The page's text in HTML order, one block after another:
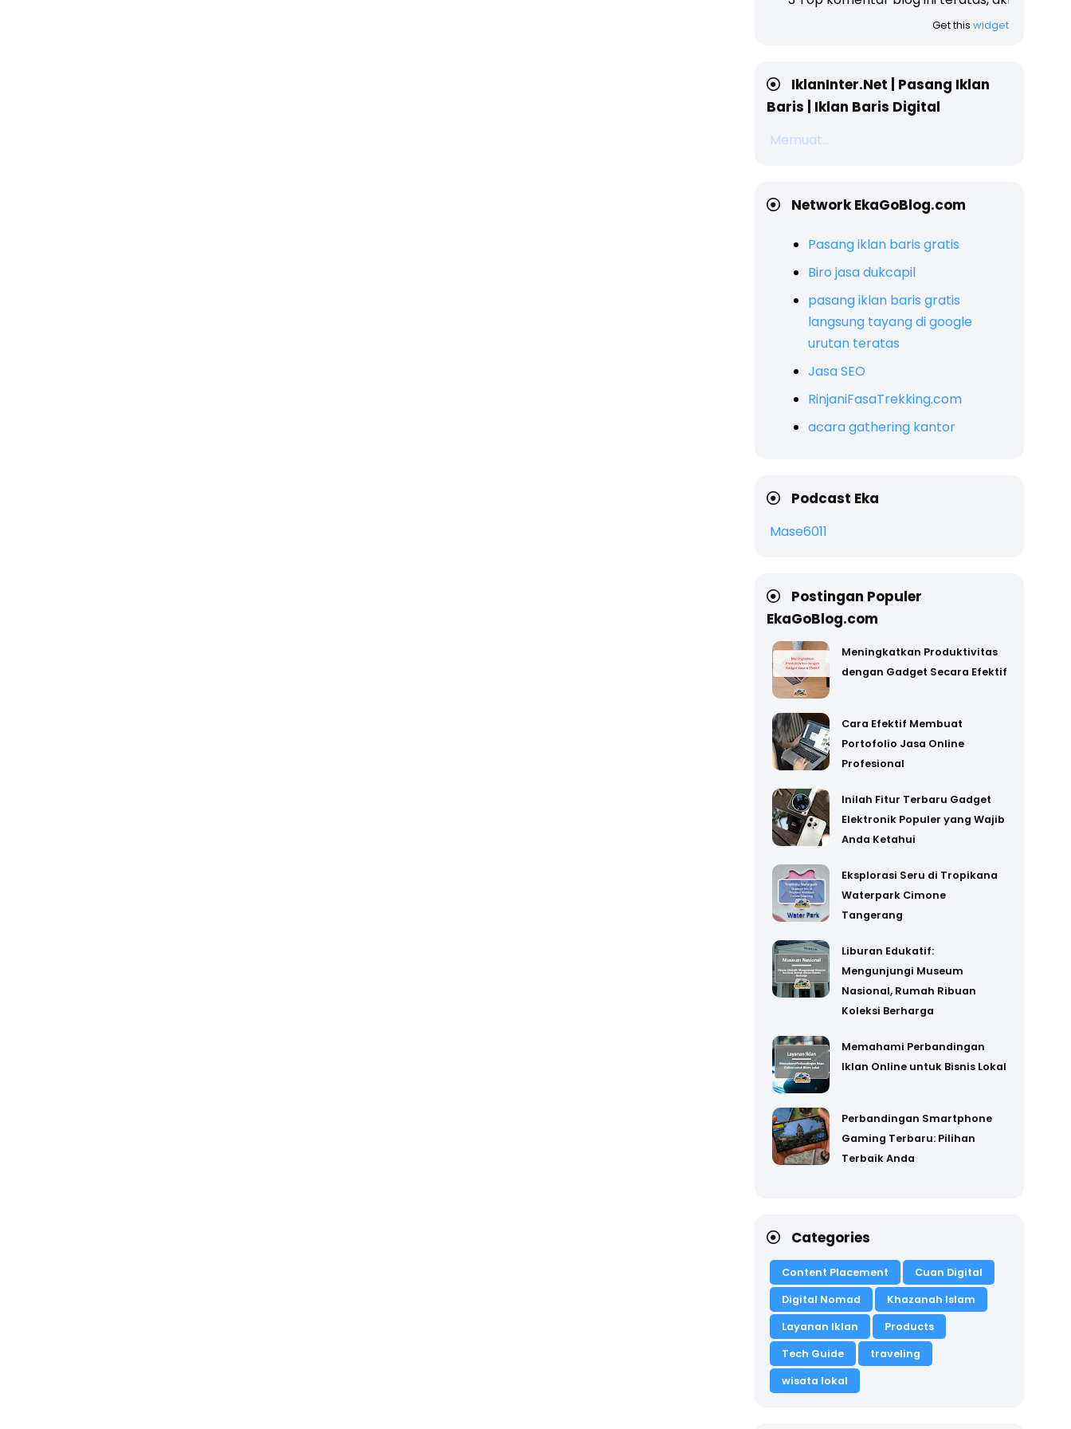
Get this widget
IklanInter.Net | Pasang Iklan
Baris | Iklan Baris Digital
Memuat...
Network EkaGoBlog.com
Pasang iklan baris gratis
Biro jasa dukcapil
pasang iklan baris gratis
langsung tayang di google
urutan teratas
Jasa SEO
RinjaniFasaTrekking.com
acara gathering kantor
Podcast Eka
Mase6011
Postingan Populer
EkaGoBlog.com
Meningkatkan Produktivitas
dengan Gadget Secara Efektif
Cara Efektif Membuat
Portofolio Jasa Online
Profesional
Inilah Fitur Terbaru Gadget
Elektronik Populer yang Wajib
Anda Ketahui
Eksplorasi Seru di Tropikana
Waterpark Cimone
Tangerang
Liburan Edukatif:
Mengunjungi Museum
Nasional, Rumah Ribuan
Koleksi Berharga
Memahami Perbandingan
Iklan Online untuk Bisnis Lokal
Perbandingan Smartphone
Gaming Terbaru: Pilihan
Terbaik Anda
Categories
Content Placement
Cuan Digital
Digital Nomad
Khazanah Islam
Layanan Iklan
Products
Tech Guide
traveling
wisata lokal